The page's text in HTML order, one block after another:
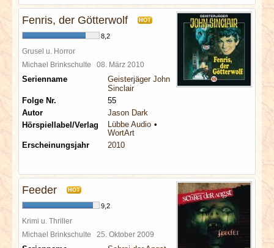
Fenris, der Götterwolf HOT
8,2
Grusel u. Horror
Michael Brinkschulte 08. März 2010
Serienname
Geisterjäger John
Sinclair
Folge Nr.
55
Autor
Jason Dark
Hörspiellabel/Verlag
Lübbe Audio
WortArt
Erscheinungsjahr
2010
Feeder HOT
9,2
Krimi u. Thriller
Michael Brinkschulte 25. Oktober 2009